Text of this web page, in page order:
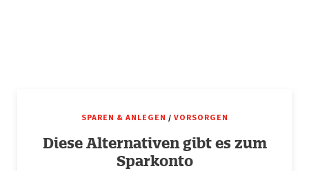
SPAREN & ANLEGEN / VORSORGEN
Diese Alternativen gibt es zum
Sparkonto